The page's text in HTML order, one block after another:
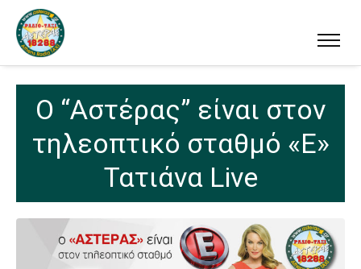
Ο “Αστέρας” είναι στον
τηλεοπτικό σταθμό «Ε»
Τατιάνα Live